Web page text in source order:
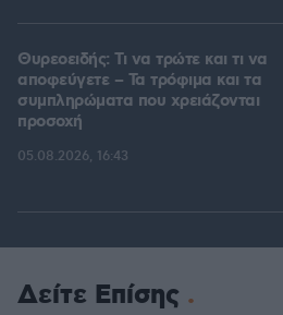
Θυρεοειδής: Τι να τρώτε και τι να
αποφεύγετε – Τα τρόφιμα και τα
συμπληρώματα που χρειάζονται
προσοχή
05.08.2026, 16:43
Δείτε Επίσης